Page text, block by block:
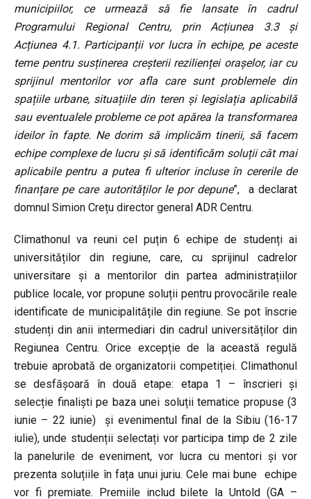
municipiilor, ce urmează să fie lansate în cadrul
Programului Regional Centru, prin Acțiunea 3.3 și
Acțiunea 4.1. Participanții vor lucra în echipe, pe aceste
teme pentru susținerea creșterii rezilienței orașelor, iar cu
sprijinul mentorilor vor afla care sunt problemele din
spațiile urbane, situațiile din teren și legislația aplicabilă
sau eventualele probleme ce pot apărea la transformarea
ideilor în fapte. Ne dorim să implicăm tinerii, să facem
echipe complexe de lucru și să identificăm soluții cât mai
aplicabile pentru a putea fi ulterior incluse în cererile de
finanțare pe care autorităților le por depune”, a declarat
domnul Simion Crețu director general ADR Centru.
Climathonul va reuni cel puțin 6 echipe de studenți ai
universităților din regiune, care, cu sprijinul cadrelor
universitare și a mentorilor din partea administrațiilor
publice locale, vor propune soluții pentru provocările reale
identificate de municipalitățile din regiune. Se pot înscrie
studenți din anii intermediari din cadrul universităților din
Regiunea Centru. Orice excepție de la această regulă
trebuie aprobată de organizatorii competiției. Climathonul
se desfășoară în două etape: etapa 1 – înscrieri și
selecție finaliști pe baza unei soluții tematice propuse (3
iunie – 22 iunie) și evenimentul final de la Sibiu (16-17
iulie), unde studenții selectați vor participa timp de 2 zile
la panelurile de eveniment, vor lucra cu mentori și vor
prezenta soluțiile în fața unui juriu. Cele mai bune echipe
vor fi premiate. Premiile includ bilete la Untold (GA –